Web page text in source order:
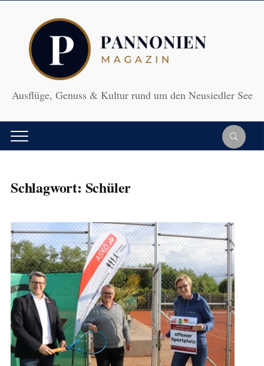
Ausflüge, Genuss & Kultur rund um den Neusiedler See
Schlagwort: Schüler